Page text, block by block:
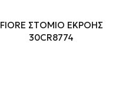
FIORE ΣΤΟΜΙΟ ΕΚΡΟΗΣ
30CR8774